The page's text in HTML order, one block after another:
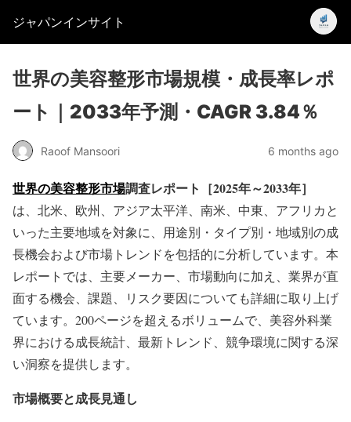
ジャパンインサイト
世界の美容整形市場規模・成長率レポ
ート｜2033年予測・CAGR 3.84％
Raoof Mansoori 6 months ago
世界の美容整形市場調査レポート［2025年～2033年］
は、北米、欧州、アジア太平洋、南米、中東、アフリカと
いった主要地域を対象に、用途別・タイプ別・地域別の成
長機会および市場トレンドを包括的に分析しています。本
レポートでは、主要メーカー、市場動向に加え、業界が直
面する機会、課題、リスク要因についても詳細に取り上げ
ています。200ページを超えるボリュームで、美容外科業
界における成長統計、最新トレンド、競争環境に関する深
い洞察を提供します。
市場概要と成長見通し